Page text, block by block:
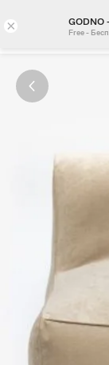
× GODNO
Free -